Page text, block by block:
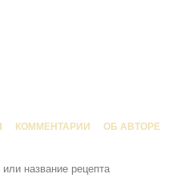
КОММЕНТАРИИ ОБ АВТОРЕ